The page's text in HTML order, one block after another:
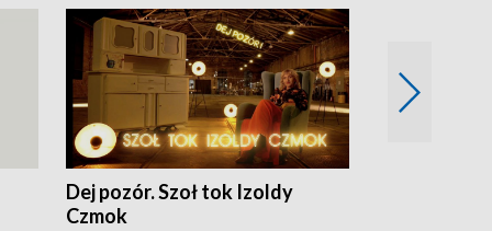
Dej pozór. Szoł tok Izoldy
Czmok